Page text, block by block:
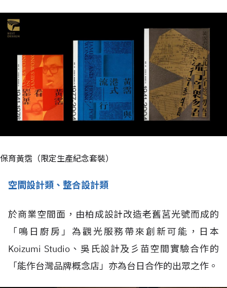
保育黃霑（限定生產紀念套裝）
空間設計類、整合設計類
於商業空間面，由柏成設計改造老舊莒光號而成的
「鳴日廚房」為觀光服務帶來創新可能，日本
Koizumi Studio、吳氏設計及彡苗空間實驗合作的
「能作台灣品牌概念店」亦為台日合作的出眾之作。